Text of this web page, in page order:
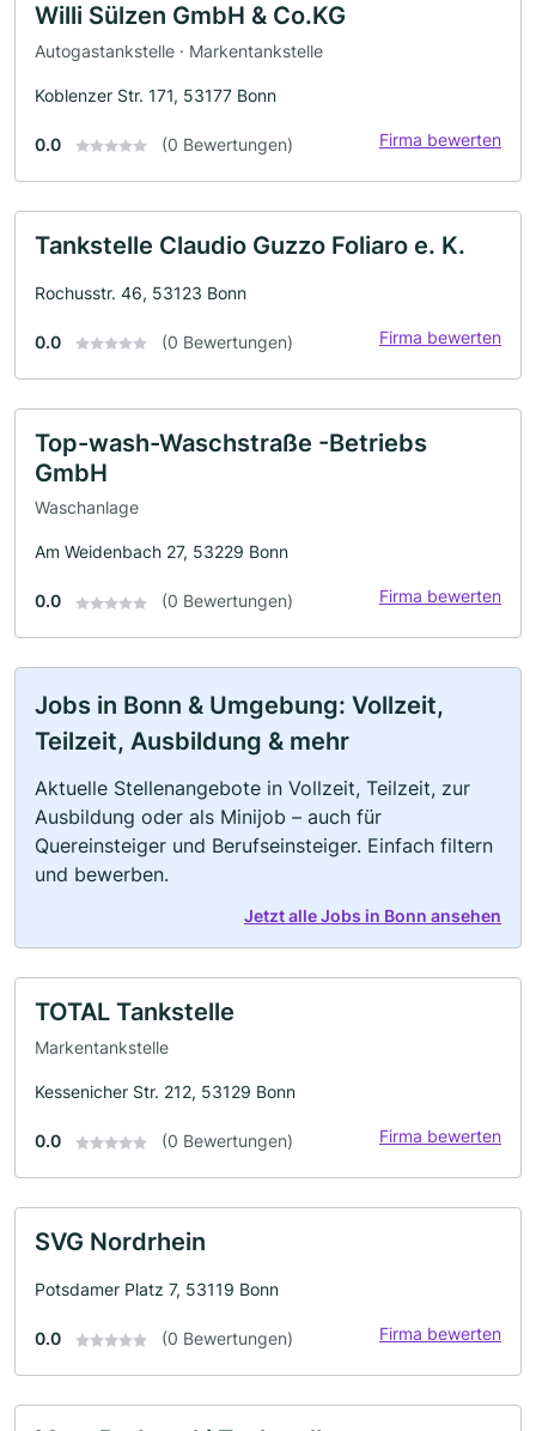
Willi Sülzen GmbH & Co.KG
Autogastankstelle · Markentankstelle
Koblenzer Str. 171, 53177 Bonn
0.0 (0 Bewertungen) Firma bewerten
Tankstelle Claudio Guzzo Foliaro e. K.
Rochusstr. 46, 53123 Bonn
0.0 (0 Bewertungen) Firma bewerten
Top-wash-Waschstraße -Betriebs
GmbH
Waschanlage
Am Weidenbach 27, 53229 Bonn
0.0 (0 Bewertungen) Firma bewerten
Jobs in Bonn & Umgebung: Vollzeit,
Teilzeit, Ausbildung & mehr
Aktuelle Stellenangebote in Vollzeit, Teilzeit, zur
Ausbildung oder als Minijob – auch für
Quereinsteiger und Berufseinsteiger. Einfach filtern
und bewerben.
Jetzt alle Jobs in Bonn ansehen
TOTAL Tankstelle
Markentankstelle
Kessenicher Str. 212, 53129 Bonn
0.0 (0 Bewertungen) Firma bewerten
SVG Nordrhein
Potsdamer Platz 7, 53119 Bonn
0.0 (0 Bewertungen) Firma bewerten